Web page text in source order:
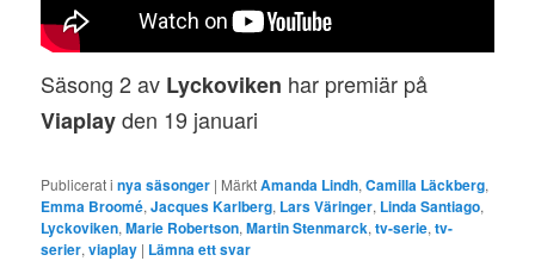
Säsong 2 av Lyckoviken har premiär på
Viaplayden 19 januari
Publicerat i nya säsonger | MärktAmanda Lindh,Camilla Läckberg,
Emma Broomé,Jacques Karlberg, Lars Väringer, Linda Santiago,
Lyckoviken,Marie Robertson,Martin Stenmarck,tv-serie,tv-
serier,viaplay | Lämna ett svar